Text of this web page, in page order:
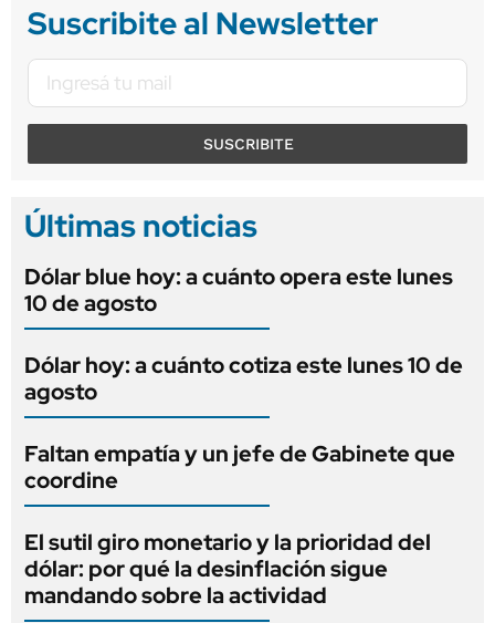
Suscribite al Newsletter
SUSCRIBITE
Últimas noticias
Dólar blue hoy: a cuánto opera este lunes
10 de agosto
Dólar hoy: a cuánto cotiza este lunes 10 de
agosto
Faltan empatía y un jefe de Gabinete que
coordine
El sutil giro monetario y la prioridad del
dólar: por qué la desinflación sigue
mandando sobre la actividad